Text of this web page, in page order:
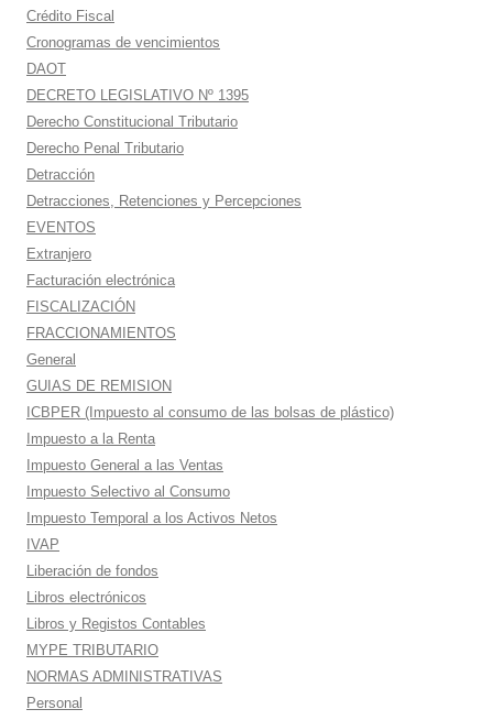
Crédito Fiscal
Cronogramas de vencimientos
DAOT
DECRETO LEGISLATIVO Nº 1395
Derecho Constitucional Tributario
Derecho Penal Tributario
Detracción
Detracciones, Retenciones y Percepciones
EVENTOS
Extranjero
Facturación electrónica
FISCALIZACIÓN
FRACCIONAMIENTOS
General
GUIAS DE REMISION
ICBPER (Impuesto al consumo de las bolsas de plástico)
Impuesto a la Renta
Impuesto General a las Ventas
Impuesto Selectivo al Consumo
Impuesto Temporal a los Activos Netos
IVAP
Liberación de fondos
Libros electrónicos
Libros y Registos Contables
MYPE TRIBUTARIO
NORMAS ADMINISTRATIVAS
Personal